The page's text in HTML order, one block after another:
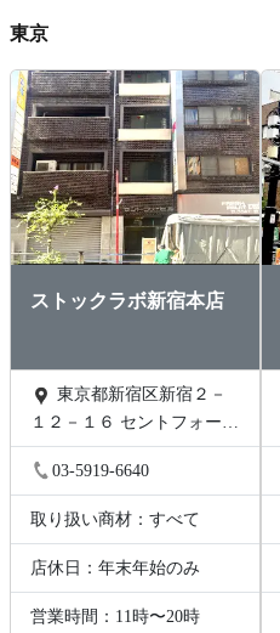
東京
ストックラボ新宿本店
１２－１６ セントフォービ
ル２０３
03-5919-6640
取り扱い商材：すべて
店休日：年末年始のみ
営業時間：11時〜20時